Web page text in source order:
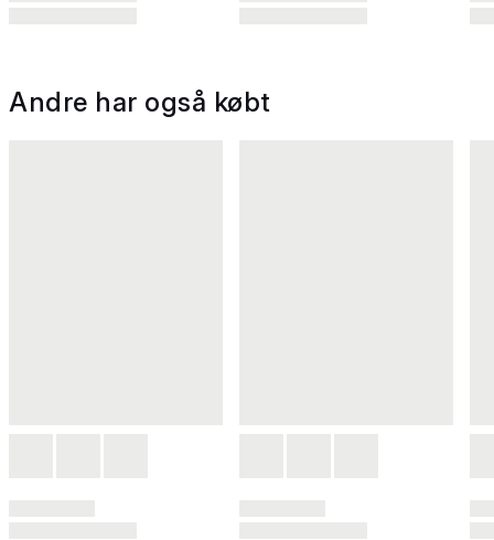
Andre har også købt